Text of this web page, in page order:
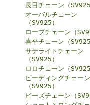
長目チェーン（SV925
オーバルチェーン
（SV925）
ロープチェーン（
喜平チェーン（SV925
サテライトチェーン
（SV925）
ロロチェーン（SV925
ビーディングチェーン
（SV925）
ビーズチェーン（